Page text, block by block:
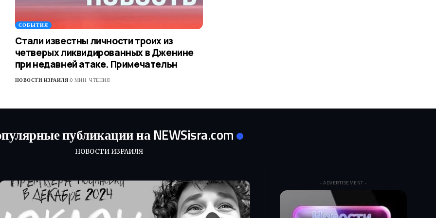
СОБЫТИЯ
Стали известны личности троих из
четверых ликвидированных в Дженине
при недавней атаке. Примечательн
НОВОСТИ ИЗРАИЛЯ 0 МИН. ЧТЕНИЯ
публикации на NEWSisra.com
НОВОСТИ ИЗРАИЛЯ
- ADVERTISEMENT -